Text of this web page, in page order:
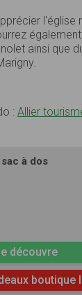
l'église
ainsi que
: Allier
à dos
découvre
boutique